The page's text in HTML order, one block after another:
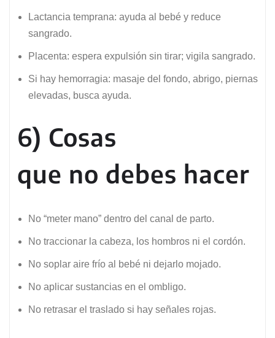
Lactancia temprana: ayuda al bebé y reduce
sangrado.
Placenta: espera expulsión sin tirar; vigila sangrado.
Si hay hemorragia: masaje del fondo, abrigo, piernas
elevadas, busca ayuda.
6) Cosas
que no debes hacer
No “meter mano” dentro del canal de parto.
No traccionar la cabeza, los hombros ni el cordón.
No soplar aire frío al bebé ni dejarlo mojado.
No aplicar sustancias en el ombligo.
No retrasar el traslado si hay señales rojas.